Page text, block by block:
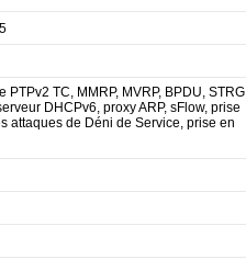
TC, MMRP, MVRP, BPDU, STRG,
DHCPv6, proxy ARP, sFlow, prise
attaques de Déni de Service, prise en